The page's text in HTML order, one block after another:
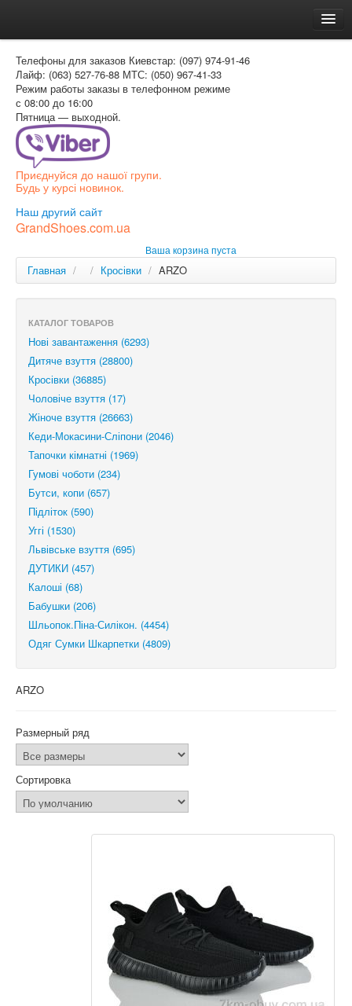
Доставка и оплата
Как заказать
Контакти
Таблица размеров
Вход для покупателя
РУС
Телефоны для заказов Киевстар: (097) 974-91-46
Лайф: (063) 527-76-88 МТС: (050) 967-41-33
Режим работы заказы в телефонном режиме
с 08:00 до 16:00
Пятница — выходной.
Приєднуйся до нашої групи.
Будь у курсі новинок.
Наш другий сайт
GrandShoes.com.ua
Ваша корзина пуста
Главная / / Кросівки / ARZO
КАТАЛОГ ТОВАРОВ
Нові завантаження (6293)
Дитяче взуття (28800)
Кросівки (36885)
Чоловіче взуття (17)
Жіноче взуття (26663)
Кеди-Мокасини-Сліпони (2046)
Тапочки кімнатні (1969)
Гумові чоботи (234)
Бутси, копи (657)
Підліток (590)
Уггі (1530)
Львівське взуття (695)
ДУТИКИ (457)
Калоші (68)
Бабушки (206)
Шльопок.Піна-Силікон. (4454)
Одяг Сумки Шкарпетки (4809)
ARZO
Размерный ряд
Сортировка